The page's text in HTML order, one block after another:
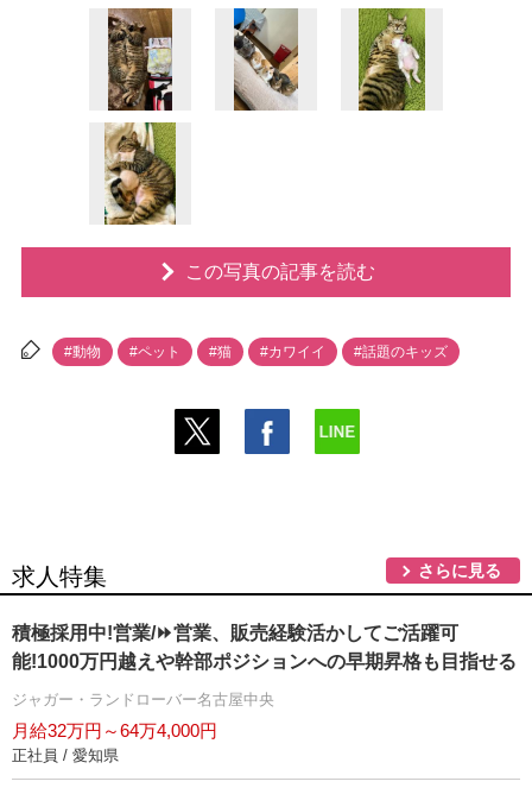
この写真の記事を読む
#動物 #ペット #猫 #カワイイ #話題のキッズ
求人特集 さらに見る
積極採用中!営業/⏩️営業、販売経験活かしてご活躍可
能!1000万円越えや幹部ポジションへの早期昇格も目指せる
ジャガー・ランドローバー名古屋中央
月給32万円～64万4,000円
正社員 / 愛知県